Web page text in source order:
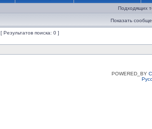
Подходящих
Показать
[ Результатов поиска: 0 ]
POWERED_BY